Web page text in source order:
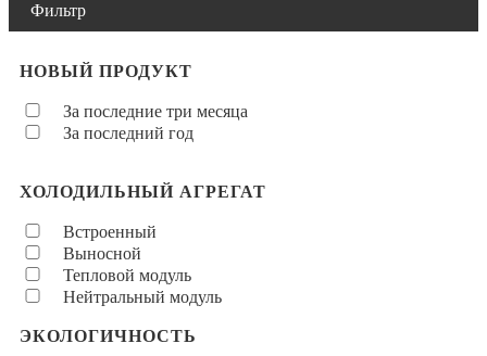
Фильтр
НОВЫЙ ПРОДУКТ
За последние три месяца
За последний год
ХОЛОДИЛЬНЫЙ АГРЕГАТ
Встроенный
Выносной
Тепловой модуль
Нейтральный модуль
ЭКОЛОГИЧНОСТЬ